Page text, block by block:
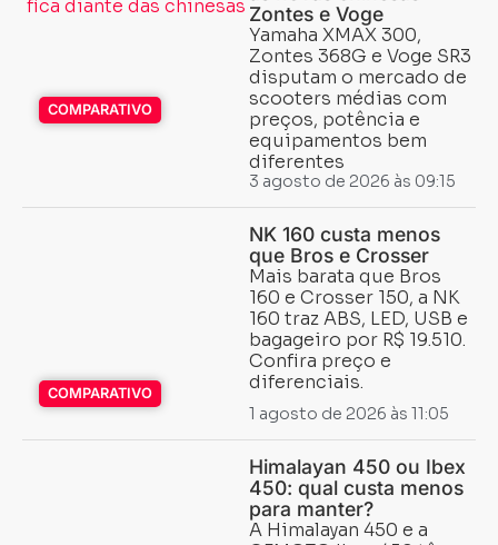
COMPARATIVO
Zontes e Voge
Yamaha XMAX 300,
Zontes 368G e Voge SR3
disputam o mercado de
scooters médias com
preços, potência e
equipamentos bem
diferentes
3 agosto de 2026 às 09:15
COMPARATIVO
NK 160 custa menos
que Bros e Crosser
Mais barata que Bros
160 e Crosser 150, a NK
160 traz ABS, LED, USB e
bagageiro por R$ 19.510.
Confira preço e
diferenciais.
1 agosto de 2026 às 11:05
Himalayan 450 ou Ibex
450: qual custa menos
para manter?
A Himalayan 450 e a